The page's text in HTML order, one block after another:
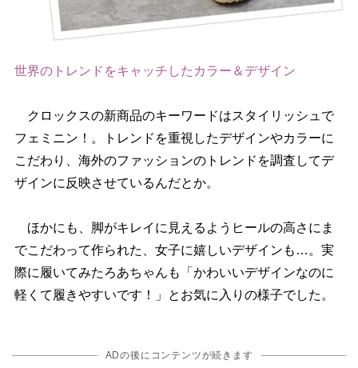
世界のトレンドをキャッチしたカラー＆デザイン
クロックスの新商品のキーワードはスタイリッシュで
フェミニン！。トレンドを重視したデザインやカラーに
こだわり、海外のファッションのトレンドを調査してデ
ザインに反映させているんだとか。
ほかにも、脚がキレイに見えるようヒールの高さにま
でこだわって作られた、女子に嬉しいデザインも…。実
際に履いてみたろあちゃんも「かわいいデザインなのに
軽くて履きやすいです！」とお気に入りの様子でした。
ADの後にコンテンツが続きます